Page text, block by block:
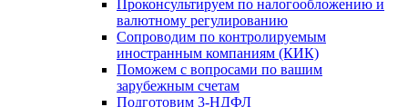
Проконсультируем по налогообложению и
валютному регулированию
Сопроводим по контролируемым
иностранным компаниям (КИК)
Поможем с вопросами по вашим
зарубежным счетам
Подготовим 3-НДФЛ